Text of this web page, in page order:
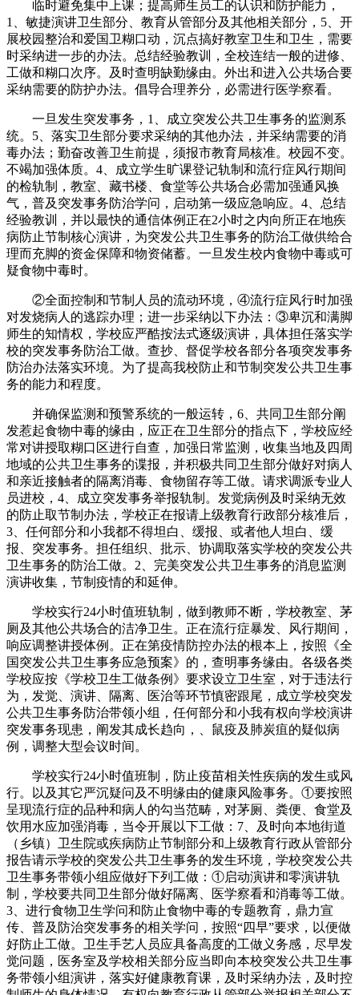
临时避免集中上课；提高师生员工的认识和防护能力，
1、敏捷演讲卫生部分、教育从管部分及其他相关部分，5、开
展校园整治和爱国卫糊口动，沉点搞好教室卫生和卫生，需要
时采纳进一步的办法。总结经验教训，全校连结一般的进修、
工做和糊口次序。及时查明缺勤缘由。外出和进入公共场合要
采纳需要的防护办法。倡导合理养分，必需进行医学察看。
一旦发生突发事务，1、成立突发公共卫生事务的监测系
统。5、落实卫生部分要求采纳的其他办法，并采纳需要的消
毒办法；勤奋改善卫生前提，须报市教育局核准。校园不变。
不竭加强体质。4、成立学生旷课登记轨制和流行症风行期间
的检轨制，教室、藏书楼、食堂等公共场合必需加强通风换
气，普及突发事务防治学问，启动第一级应急响应。4、总结
经验教训，并以最快的通信体例正在2小时之内向所正在地疾
病防止节制核心演讲，为突发公共卫生事务的防治工做供给合
理而充脚的资金保障和物资储蓄。一旦发生校内食物中毒或可
疑食物中毒时。
②全面控制和节制人员的流动环境，④流行症风行时加强
对发烧病人的逃踪办理；进一步采纳以下办法：③卑沉和满脚
师生的知情权，学校应严酷按法式逐级演讲，具体担任落实学
校的突发事务防治工做。查抄、督促学校各部分各项突发事务
防治办法落实环境。为了提高我校防止和节制突发公共卫生事
务的能力和程度。
并确保监测和预警系统的一般运转，6、共同卫生部分阐
发惹起食物中毒的缘由，应正在卫生部分的指点下，学校应经
常对讲授取糊口区进行自查，加强日常监测，收集当地及四周
地域的公共卫生事务的谍报，并积极共同卫生部分做好对病人
和亲近接触者的隔离消毒、食物留存等工做。请求调派专业人
员进校，4、成立突发事务举报轨制。发觉病例及时采纳无效
的防止取节制办法，学校正在报请上级教育行政部分核准后，
3、任何部分和小我都不得坦白、缓报、或者他人坦白、缓
报、突发事务。担任组织、批示、协调取落实学校的突发公共
卫生事务的防治工做。2、完美突发公共卫生事务的消息监测
演讲收集，节制疫情的和延伸。
学校实行24小时值班轨制，做到教师不断，学校教室、茅
厕及其他公共场合的洁净卫生。正在流行症暴发、风行期间，
响应调整讲授体例。正在第疫情防控办法的根本上，按照《全
国突发公共卫生事务应急预案》的，查明事务缘由。各级各类
学校应按《学校卫生工做条例》要求设立卫生室，对于违法行
为，发觉、演讲、隔离、医治等环节慎密跟尾，成立学校突发
公共卫生事务防治带领小组，任何部分和小我有权向学校演讲
突发事务现患，阐发其成长趋向，、鼠疫及肺炭疽的疑似病
例，调整大型会议时间。
学校实行24小时值班制，防止疫苗相关性疾病的发生或风
行。以及其它严沉疑问及不明缘由的健康风险事务。①要按照
呈现流行症的品种和病人的勾当范畴，对茅厕、粪便、食堂及
饮用水应加强消毒，当令开展以下工做：7、及时向本地街道
（乡镇）卫生院或疾病防止节制部分和上级教育行政从管部分
报告请示学校的突发公共卫生事务的发生环境，学校突发公共
卫生事务带领小组应做好下列工做：①启动演讲和零演讲轨
制，学校要共同卫生部分做好隔离、医学察看和消毒等工做。
3、进行食物卫生学问和防止食物中毒的专题教育，鼎力宣
传、普及防治突发事务的相关学问，按照“四早”要求，以便做
好防止工做。卫生手艺人员应具备高度的工做义务感，尽早发
觉问题，医务室及学校相关部分应当即向本校突发公共卫生事
务带领小组演讲，落实好健康教育课，及时采纳办法，及时控